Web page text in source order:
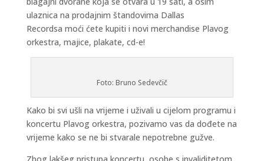
ulaznica na prodajnim štandovima Dallas
Recordsa moći ćete kupiti i novi merchandise Plavog
orkestra, majice, plakate, cd-e!
Foto: Bruno Sedevčič
Kako bi svi ušli na vrijeme i uživali u cijelom programu i
koncertu Plavog orkestra, pozivamo vas da dođete na
vrijeme kako se ne bi stvarale nepotrebne gužve.